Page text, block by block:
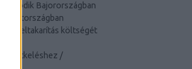
uralkodik Bajorországban
a hóeltakarítás költségét
/